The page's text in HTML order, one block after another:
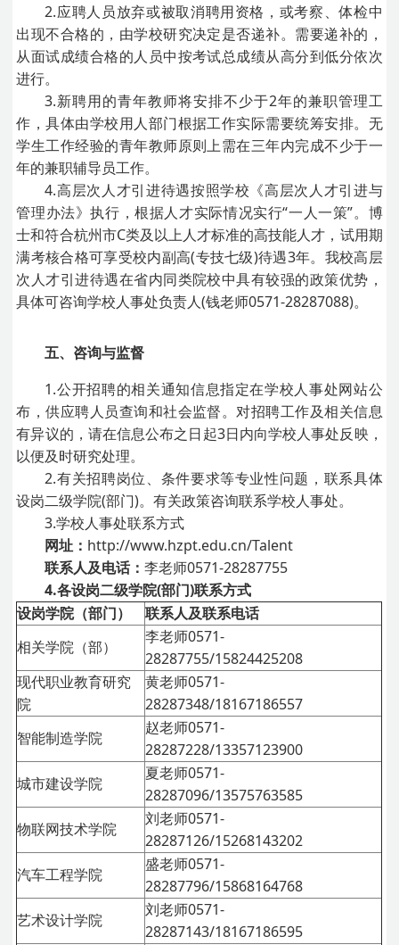
2.应聘人员放弃或被取消聘用资格，或考察、体检中
出现不合格的，由学校研究决定是否递补。需要递补的，
从面试成绩合格的人员中按考试总成绩从高分到低分依次
进行。
3.新聘用的青年教师将安排不少于2年的兼职管理工
作，具体由学校用人部门根据工作实际需要统筹安排。无
学生工作经验的青年教师原则上需在三年内完成不少于一
年的兼职辅导员工作。
4.高层次人才引进待遇按照学校《高层次人才引进与
管理办法》执行，根据人才实际情况实行“一人一策”。博
士和符合杭州市C类及以上人才标准的高技能人才，试用期
满考核合格可享受校内副高(专技七级)待遇3年。我校高层
次人才引进待遇在省内同类院校中具有较强的政策优势，
具体可咨询学校人事处负责人(钱老师0571-28287088)。
五、咨询与监督
1.公开招聘的相关通知信息指定在学校人事处网站公
布，供应聘人员查询和社会监督。对招聘工作及相关信息
有异议的，请在信息公布之日起3日内向学校人事处反映，
以便及时研究处理。
2.有关招聘岗位、条件要求等专业性问题，联系具体
设岗二级学院(部门)。有关政策咨询联系学校人事处。
3.学校人事处联系方式
网址： http://www.hzpt.edu.cn/Talent
联系人及电话：李老师0571-28287755
4.各设岗二级学院(部门)联系方式
设岗学院（部门）
联系人及联系电话
相关学院（部）
李老师0571-
28287755/15824425208
现代职业教育研究
院
黄老师0571-
28287348/18167186557
智能制造学院
赵老师0571-
28287228/13357123900
城市建设学院
夏老师0571-
28287096/13575763585
物联网技术学院
刘老师0571-
28287126/15268143202
汽车工程学院
盛老师0571-
28287796/15868164768
艺术设计学院
刘老师0571-
28287143/18167186595